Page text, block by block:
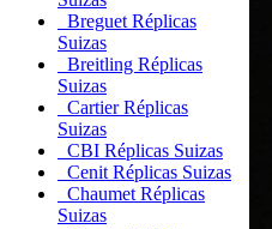
Breguet Réplicas
Suizas
Breitling Réplicas
Suizas
Cartier Réplicas
Suizas
CBI Réplicas Suizas
Cenit Réplicas Suizas
Chaumet Réplicas
Suizas